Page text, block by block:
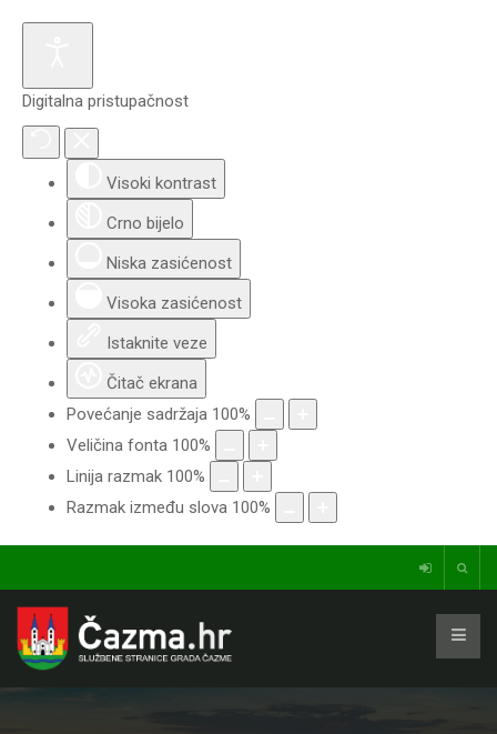
Digitalna pristupačnost
Visoki kontrast
Crno bijelo
Niska zasićenost
Visoka zasićenost
Istaknite veze
Čitač ekrana
Povećanje sadržaja 100%
Veličina fonta 100%
Linija razmak 100%
Razmak između slova 100%